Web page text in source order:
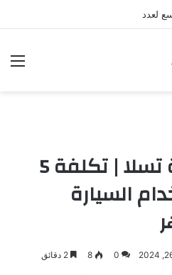
لعدد
تجربتي مع سيارة تسلا | تكلفة 5
السيارة
0
8